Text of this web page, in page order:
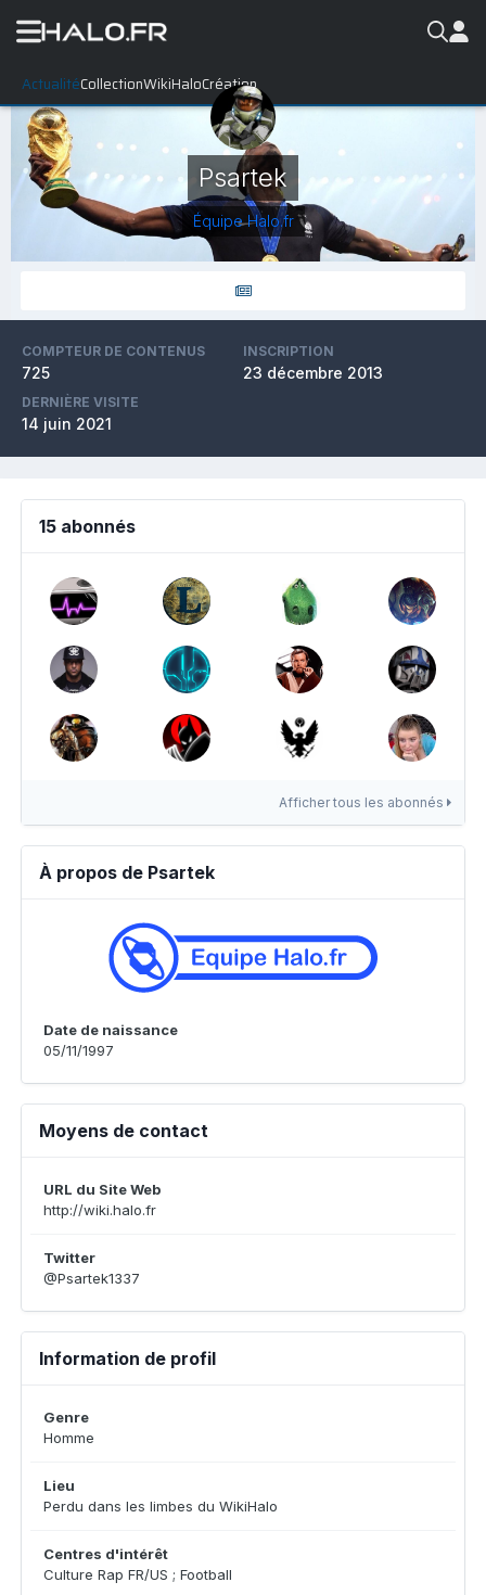
ActualitéCollectionWikiHaloCréation
Psartek
Équipe Halo.fr
COMPTEUR DE CONTENUS
725
INSCRIPTION
23 décembre 2013
DERNIÈRE VISITE
14 juin 2021
15 abonnés
Afficher tous les abonnés
À propos de Psartek
Date de naissance
05/11/1997
Moyens de contact
URL du Site Web
http://wiki.halo.fr
Twitter
@Psartek1337
Information de profil
Genre
Homme
Lieu
Perdu dans les limbes du WikiHalo
Centres d'intérêt
Culture Rap FR/US ; Football